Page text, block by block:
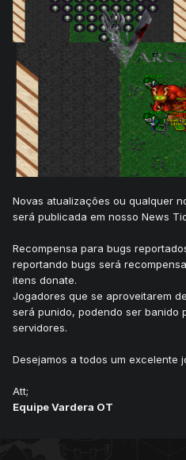
Novas atualizações ou qualquer
será publicada em nosso News
Recompensa para bugs
reportando bugs será
itens donate.
Jogadores que se aproveitarem
será punido, podendo ser banido
servidores.
Desejamos a todos um excelente
Att;
Equipe Vardera OT